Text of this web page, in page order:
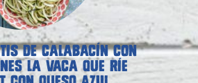
DE CALABACÍN CON
LA VACA QUE RÍE